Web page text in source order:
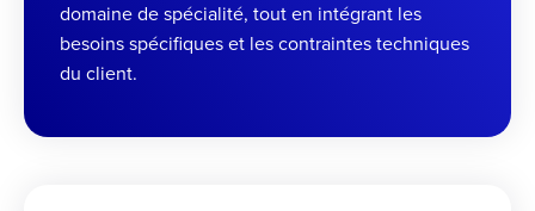
domaine de spécialité, tout en intégrant les
besoins spécifiques et les contraintes techniques
du client.